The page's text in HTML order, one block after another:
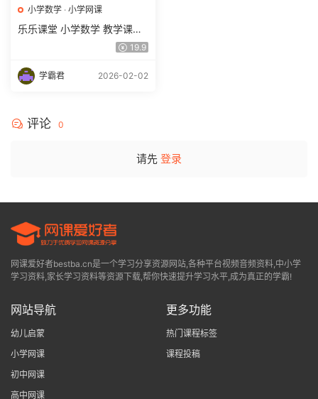
小学数学 · 小学网课
乐乐课堂 小学数学 教学课程
19.9
学霸君 2026-02-02
评论 0
请先 登录
网课爱好者bestba.cn是一个学习分享资源网站,各种平台视频音频资料,中小学
学习资料,家长学习资料等资源下载,帮你快速提升学习水平,成为真正的学霸!
网站导航
幼儿启蒙
小学网课
初中网课
高中网课
更多功能
热门课程标签
课程投稿